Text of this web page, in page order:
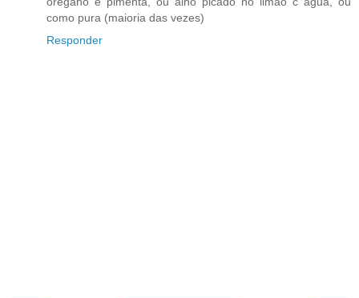
como pura (maioria das vezes)
Responder